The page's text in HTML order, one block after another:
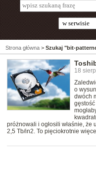
Strona główna > Szukaj "bit-
18
o
dwóch
próżnowali i ogłosili właśnie, że
2,5 Tb/in2. To pięciokrotnie